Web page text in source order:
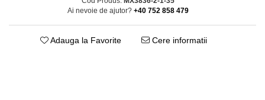
Ai nevoie de ajutor? +40 752 858 479
Adauga la Favorite Cere informatii